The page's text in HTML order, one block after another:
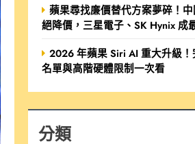
蘋果尋找廉價替代方案夢碎！
絕降價，三星電子、SK Hynix 成
2026 年蘋果 Siri AI 重大升級
名單與高階硬體限制一次看
分類